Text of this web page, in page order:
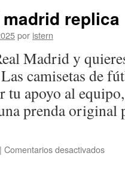
*BR
*
replica
por istern
Madrid y
camisetas de
tu apoyo al
prenda
| Comentarios desactivadosen